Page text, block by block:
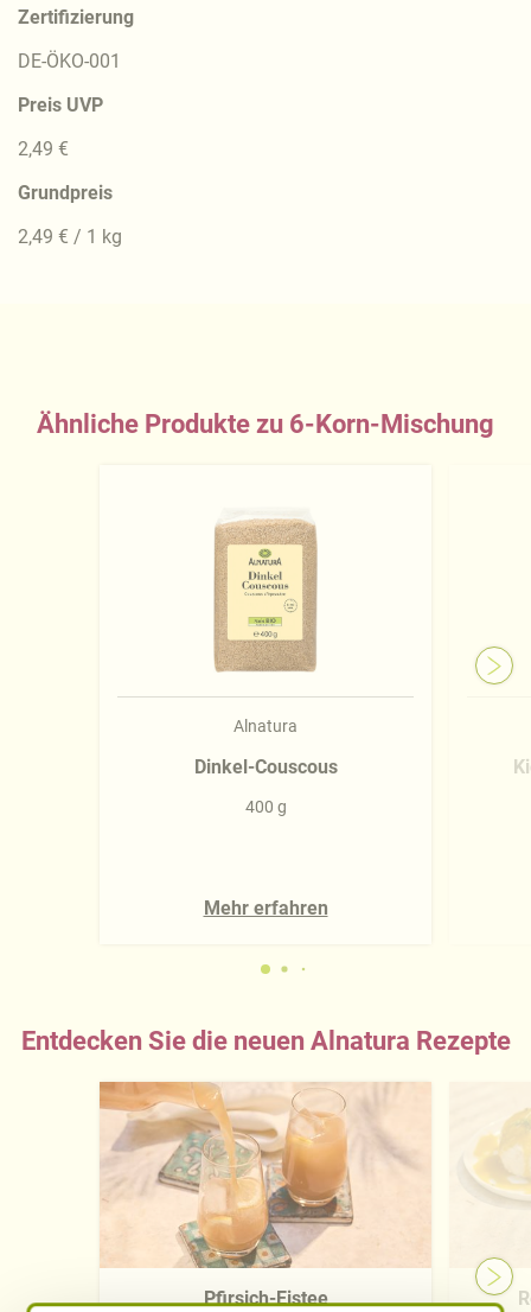
Zertifizierung
DE-ÖKO-001
Preis UVP
2,49 €
Grundpreis
2,49 € / 1 kg
Ähnliche Produkte zu 6-Korn-Mischung
Alnatura
Dinkel-Couscous
400 g
Mehr erfahren
Entdecken Sie die neuen Alnatura Rezepte
Pfirsich-Eistee